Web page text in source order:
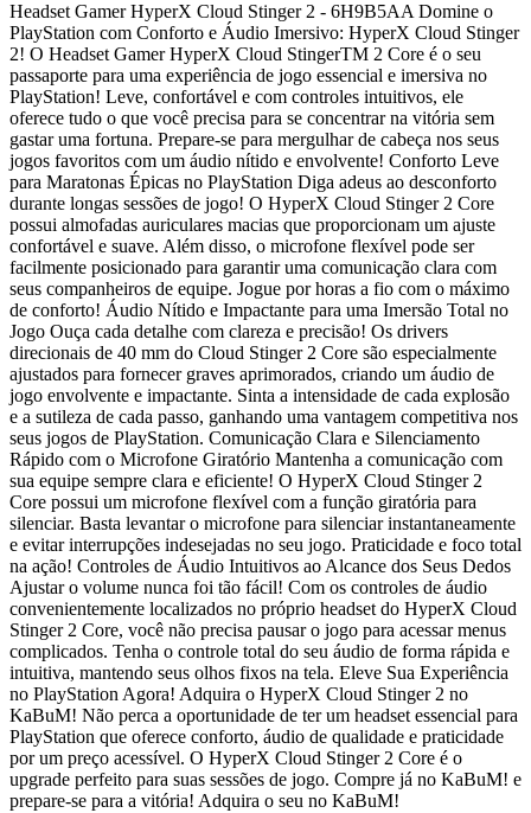
Headset Gamer HyperX Cloud Stinger 2 - 6H9B5AA Domine o
PlayStation com Conforto e Áudio Imersivo: HyperX Cloud Stinger
2! O Headset Gamer HyperX Cloud StingerTM 2 Core é o seu
passaporte para uma experiência de jogo essencial e imersiva no
PlayStation! Leve, confortável e com controles intuitivos, ele
oferece tudo o que você precisa para se concentrar na vitória sem
gastar uma fortuna. Prepare-se para mergulhar de cabeça nos seus
jogos favoritos com um áudio nítido e envolvente! Conforto Leve
para Maratonas Épicas no PlayStation Diga adeus ao desconforto
durante longas sessões de jogo! O HyperX Cloud Stinger 2 Core
possui almofadas auriculares macias que proporcionam um ajuste
confortável e suave. Além disso, o microfone flexível pode ser
facilmente posicionado para garantir uma comunicação clara com
seus companheiros de equipe. Jogue por horas a fio com o máximo
de conforto! Áudio Nítido e Impactante para uma Imersão Total no
Jogo Ouça cada detalhe com clareza e precisão! Os drivers
direcionais de 40 mm do Cloud Stinger 2 Core são especialmente
ajustados para fornecer graves aprimorados, criando um áudio de
jogo envolvente e impactante. Sinta a intensidade de cada explosão
e a sutileza de cada passo, ganhando uma vantagem competitiva nos
seus jogos de PlayStation. Comunicação Clara e Silenciamento
Rápido com o Microfone Giratório Mantenha a comunicação com
sua equipe sempre clara e eficiente! O HyperX Cloud Stinger 2
Core possui um microfone flexível com a função giratória para
silenciar. Basta levantar o microfone para silenciar instantaneamente
e evitar interrupções indesejadas no seu jogo. Praticidade e foco total
na ação! Controles de Áudio Intuitivos ao Alcance dos Seus Dedos
Ajustar o volume nunca foi tão fácil! Com os controles de áudio
convenientemente localizados no próprio headset do HyperX Cloud
Stinger 2 Core, você não precisa pausar o jogo para acessar menus
complicados. Tenha o controle total do seu áudio de forma rápida e
intuitiva, mantendo seus olhos fixos na tela. Eleve Sua Experiência
no PlayStation Agora! Adquira o HyperX Cloud Stinger 2 no
KaBuM! Não perca a oportunidade de ter um headset essencial para
PlayStation que oferece conforto, áudio de qualidade e praticidade
por um preço acessível. O HyperX Cloud Stinger 2 Core é o
upgrade perfeito para suas sessões de jogo. Compre já no KaBuM! e
prepare-se para a vitória! Adquira o seu no KaBuM!